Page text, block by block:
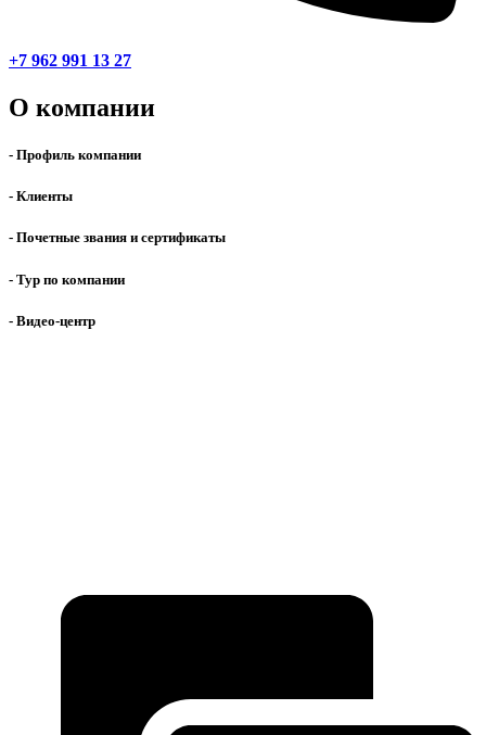
+7 962 991 13 27
О компании
- Профиль компании
- Клиенты
- Почетные звания и сертификаты
- Тур по компании
- Видео-центр